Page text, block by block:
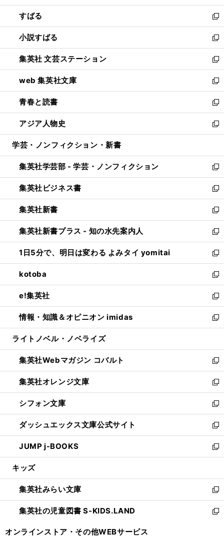
開
く
ウ
で
開
く
ン
ド
ウ
で
開
く
すばる
新
し
い
ウ
ィ
ン
ド
ウ
で
開
く
小説すばる
新
し
い
ウ
ィ
ン
ド
ウ
で
開
集英社 文芸ステーション
新
し
い
ウ
ィ
ン
ド
ウ
開
く
web 集英社文庫
新
し
い
ウ
ィ
ン
ウ
で
開
く
青春と読書
新
し
い
ウ
ン
ド
ウ
で
開
く
アジア人物史
新
し
ウ
ィ
ン
ド
ウ
で
開
く
学芸・ノンフィクション・新書
集英社学芸部 - 学芸・ノンフィクション
新
し
い
ウ
ィ
ン
ド
ウ
で
開
く
集英社ビジネス書
新
し
い
ウ
ィ
ン
ド
ウ
で
開
く
集英社新書
新
し
い
ウ
ィ
ン
ド
ウ
で
開
く
集英社新書プラス - 知の水先案内人
新
し
い
ウ
ィ
ン
ド
ウ
で
開
1日5分で、明日は変わる よみタイ yomitai
新
し
い
ウ
ィ
ン
ド
ウ
開
く
kotoba
新
し
い
ウ
ィ
ン
ウ
で
開
く
e!集英社
新
し
い
ウ
ン
ド
ウ
で
開
く
情報・知識＆オピニオン imidas
新
し
ウ
ィ
ン
ド
ウ
で
開
く
ライトノベル・ノベライズ
集英社Webマガジン コバルト
新
し
い
ウ
ィ
ン
ド
ウ
で
開
集英社オレンジ文庫
新
し
い
ウ
ィ
ン
ド
ウ
開
く
シフォン文庫
新
し
い
ウ
ィ
ン
ウ
で
開
く
ダッシュエックス文庫公式サイト
新
し
い
ウ
ン
ド
ウ
で
JUMP j-BOOKS
新
し
ウ
ィ
ン
ド
キッズ
集英社みらい文庫
新
し
い
集英社の児童図書 S-KIDS.LAND
新
オンラインストア・ その他WEBサービス